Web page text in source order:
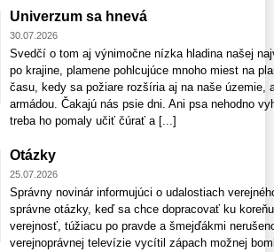
Univerzum sa hnevá
30.07.2026
Svedčí o tom aj výnimočne nízka hladina našej
po krajine, plamene pohlcujúce mnoho miest na
času, kedy sa požiare rozšíria aj na naše územie,
armádou. Čakajú nás psie dni. Ani psa nehodno
treba ho pomaly učiť čúrať a [...]
Otázky
25.07.2026
Správny novinár informujúci o udalostiach
správne otázky, keď sa chce dopracovať ku
verejnosť, túžiacu po pravde a šmejďákmi
verejnoprávnej televízie vycítil zápach možnej